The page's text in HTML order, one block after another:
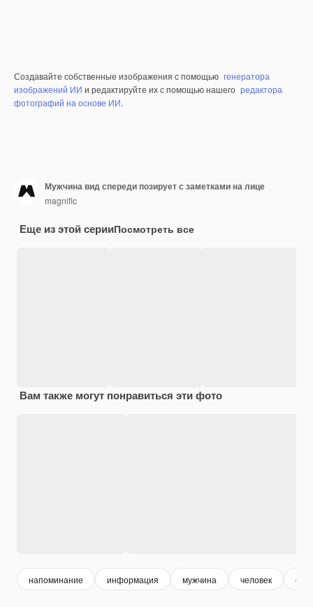
Создавайте собственные изображения с помощью генератора
изображений ИИ и редактируйте их с помощью нашего редактора
фотографий на основе ИИ.
Мужчина вид спереди позирует с заметками на лице
magnific
Еще из этой серииПосмотреть все
Вам также могут понравиться эти фото
напоминание информация мужчина человек